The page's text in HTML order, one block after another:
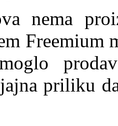
nema
Freemium
priliku